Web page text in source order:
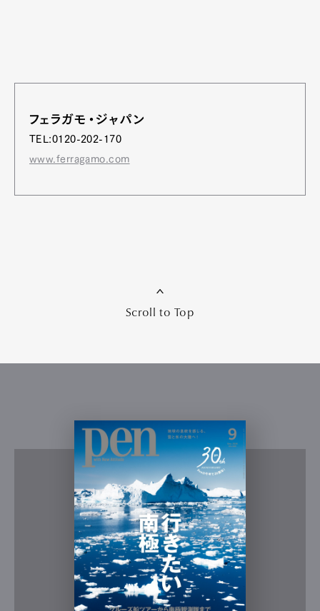
フェラガモ・ジャパン
TEL:0120-202-170
www.ferragamo.com
Scroll to Top